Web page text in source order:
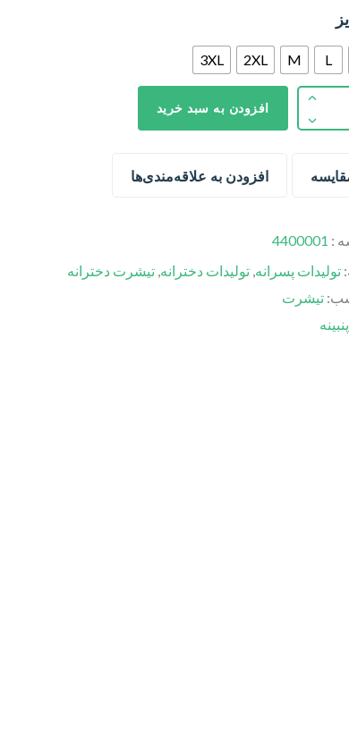
L
M
2XL
3XL
افزودن به سبد خرید
افزودن به علاقه‌مندی‌ها
:
4400001
تولیدات پسرانه ,تولیدات دخترانه ,تیشرت دخترانه
تیشرت
پنبینه